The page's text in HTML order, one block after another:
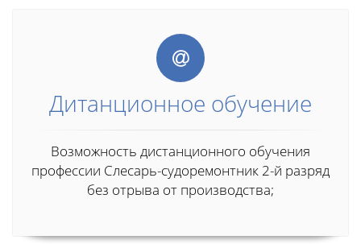
Дитанционное обучение
Возможность дистанционного обучения
профессии Слесарь-судоремонтник 2-й разряд
без отрыва от производства;